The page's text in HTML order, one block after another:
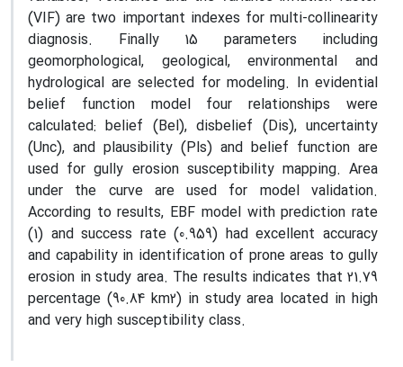
(VIF) are two important indexes for multi-collinearity
diagnosis. Finally 15 parameters including
geomorphological, geological, environmental and
hydrological are selected for modeling. In evidential
belief function model four relationships were
calculated: belief (Bel), disbelief (Dis), uncertainty
(Unc), and plausibility (Pls) and belief function are
used for gully erosion susceptibility mapping. Area
under the curve are used for model validation.
According to results, EBF model with prediction rate
(1) and success rate (0.959) had excellent accuracy
and capability in identification of prone areas to gully
erosion in study area. The results indicates that 21.79
percentage (90.84 km2) in study area located in high
and very high susceptibility class.